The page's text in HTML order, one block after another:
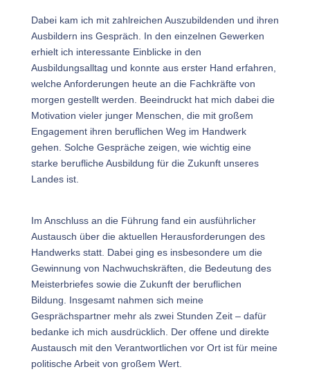
Dabei kam ich mit zahlreichen Auszubildenden und ihren
Ausbildern ins Gespräch. In den einzelnen Gewerken
erhielt ich interessante Einblicke in den
Ausbildungsalltag und konnte aus erster Hand erfahren,
welche Anforderungen heute an die Fachkräfte von
morgen gestellt werden. Beeindruckt hat mich dabei die
Motivation vieler junger Menschen, die mit großem
Engagement ihren beruflichen Weg im Handwerk
gehen. Solche Gespräche zeigen, wie wichtig eine
starke berufliche Ausbildung für die Zukunft unseres
Landes ist.
Im Anschluss an die Führung fand ein ausführlicher
Austausch über die aktuellen Herausforderungen des
Handwerks statt. Dabei ging es insbesondere um die
Gewinnung von Nachwuchskräften, die Bedeutung des
Meisterbriefes sowie die Zukunft der beruflichen
Bildung. Insgesamt nahmen sich meine
Gesprächspartner mehr als zwei Stunden Zeit – dafür
bedanke ich mich ausdrücklich. Der offene und direkte
Austausch mit den Verantwortlichen vor Ort ist für meine
politische Arbeit von großem Wert.